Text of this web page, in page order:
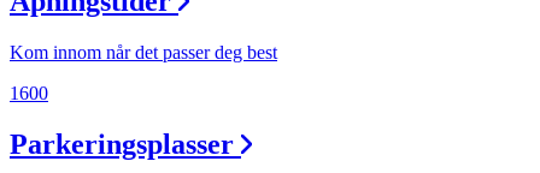
Kom innom når det passer deg best
1600
Parkeringsplasser